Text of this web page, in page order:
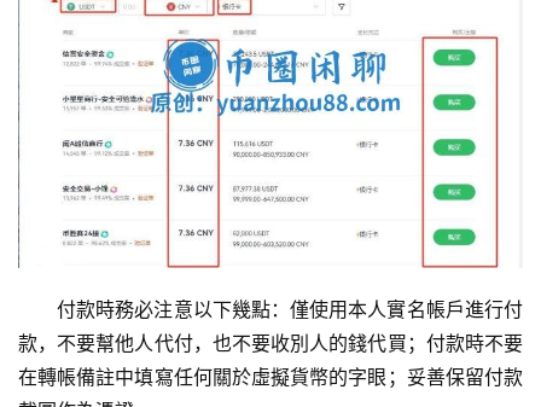
所
手
续
付款時務必注意以下幾點：僅使用本人實名帳戶進行付
款，不要幫他人代付，也不要收別人的錢代買；付款時不要
在轉帳備註中填寫任何關於虛擬貨幣的字眼；妥善保留付款